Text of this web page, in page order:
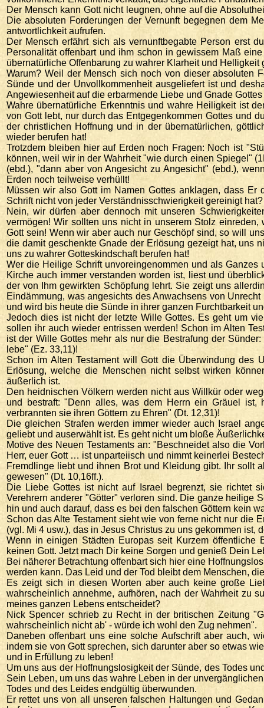
Der Mensch kann Gott nicht leugnen, ohne auf die
Die absoluten Forderungen der Vernunft begegnen dem
antwortlichkeit aufrufen.
Der Mensch erfährt sich als vernunftbegabte Person erst
Personalität offenbart und ihm schon in gewissem Maß
übernatürliche Offenbarung zu wahrer Klarheit und Helligkeit
Warum? Weil der Mensch sich noch von dieser absoluten
Sünde und der Unvollkommenheit ausgeliefert ist und
Angewiesenheit auf die erbarmende Liebe und Gnade
Wahre übernatürliche Erkenntnis und wahre Heiligkeit ist
von Gott lebt, nur durch das Entgegenkommen Gottes und
der christlichen Hoffnung und in der übernatürlichen,
wieder berufen hat!
Trotzdem bleiben hier auf Erden noch Fragen: Noch ist
können, weil wir in der Wahrheit "wie durch einen Spiegel"
(ebd.), "dann aber von Angesicht zu Angesicht" (ebd.),
Erden noch teilweise verhüllt!
Müssen wir also Gott im Namen Gottes anklagen, dass
Schrift nicht von jeder Verständnisschwierigkeit gereinigt hat?
Nein, wir dürfen aber dennoch mit unseren
vermögen! Wir sollten uns nicht in unserem Stolz
Gott sein! Wenn wir aber auch nur Geschöpf sind, so will
die damit geschenkte Gnade der Erlösung gezeigt hat, uns
uns zu wahrer Gotteskindschaft berufen hat!
Wer die Heilige Schrift unvoreingenommen und als
Kirche auch immer verstanden worden ist, liest und
der von Ihm gewirkten Schöpfung lehrt. Sie zeigt uns
Eindämmung, was angesichts des Anwachsens von
und wird bis heute die Sünde in ihrer ganzen Furchtbarkeit
Jedoch dies ist nicht der letzte Wille Gottes. Es geht um
sollen ihr auch wieder entrissen werden! Schon im Alten
ist der Wille Gottes mehr als nur die Bestrafung der
lebe" (Ez. 33,11)!
Schon im Alten Testament will Gott die Überwindung des
Erlösung, welche die Menschen nicht selbst wirken
äußerlich ist.
Den heidnischen Völkern werden nicht aus Willkür oder
und bestraft: "Denn alles, was dem Herrn ein Gräuel
verbrannten sie ihren Göttern zu Ehren" (Dt. 12,31)!
Die gleichen Strafen werden immer wieder auch Israel
geliebt und auserwählt ist. Es geht nicht um bloße
Motive des Neuen Testaments an: "Beschneidet also die
Herr, euer Gott … ist unparteiisch und nimmt keinerlei
Fremdlinge liebt und ihnen Brot und Kleidung gibt. Ihr sollt
gewesen" (Dt. 10,16ff.).
Die Liebe Gottes ist nicht auf Israel begrenzt, sie richtet
Verehrern anderer "Götter" verloren sind. Die ganze heilige
hin und auch darauf, dass es bei den falschen Göttern kein
Schon das Alte Testament sieht wie von ferne nicht nur die
(vgl. Mi 4 usw.), das in Jesus Christus zu uns gekommen ist,
Wenn in einigen Städten Europas seit Kurzem öffentliche
keinen Gott. Jetzt mach Dir keine Sorgen und genieß Dein
Bei näherer Betrachtung offenbart sich hier eine
werden kann. Das Leid und der Tod bleibt dem Menschen,
Es zeigt sich in diesen Worten aber auch keine große
wahrscheinlich annehme, aufhören, nach der Wahrheit zu
meines ganzen Lebens entscheidet?
Nick Spencer schrieb zu Recht in der britischen Zeitung
wahrscheinlich nicht ab' - würde ich wohl den Zug nehmen".
Daneben offenbart uns eine solche Aufschrift aber auch,
indem sie von Gott sprechen, sich darunter aber so etwas
und in Erfüllung zu leben!
Um uns aus der Hoffnungslosigkeit der Sünde, des Todes
Sein Leben, um uns das wahre Leben in der
Todes und des Leides endgültig überwunden.
Er rettet uns von all unseren falschen Haltungen und